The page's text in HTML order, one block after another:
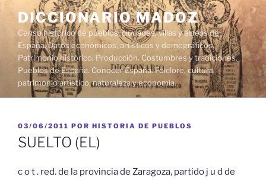
contenido
DICCIONARIO MADOZ
Censo histórico de pueblos, ciudades, villas y aldeas de
España. Datos económicos, artísticos y demográficos.
Patrimonio histórico. Producción. Costumbres y tradiciones.
Pueblos de España. Conocer España. Folclore, cultura,
patrimonio artístico, naturaleza y economía.
PUBLICADO
EL
03/06/2011 POR HISTORIA DE PUEBLOS
SUELTO (EL)
c o t . red. de la provincia de Zaragoza, partido j u d de